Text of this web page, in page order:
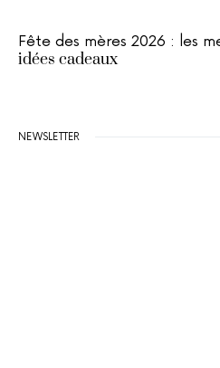
Fête des mères 2026 : les
idées cadeaux
NEWSLETTER